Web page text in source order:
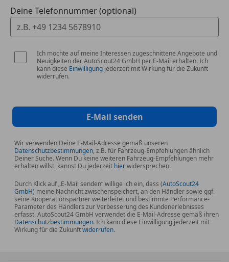
Online - Navigationsmodul
Zentralverriegelung / Startanlage Porsche Entry &
Drive
Komfortzugang (Schlüssellose Türentriegelung)
Head-up-Display
Fahrassistenz-System: Park-Assistent vorn und hinten
inkl. Rückfahrkamera und Surround View
Fahrassistenz-System: Spurwechselassistent
Sonstiges
Aktive Motorhaube
Anzeigeinstrumente mit Hintergrund schwarz
Außenspiegel asphärisch, links
Blinkleuchten LED
Bremssättel Grün lackiert
Deine Telefonnummer (optional)
Ich möchte auf meine Interessen zugeschnittene Angebote und
Neuigkeiten der AutoScout24 GmbH per E-Mail erhalten. Ich
kann diese Einwilligung jederzeit mit Wirkung für die Zukunft
widerrufen.
E-Mail senden
Wir verwenden Deine E-Mail-Adresse gemäß unseren
Datenschutzbestimmungen, z.B. für Fahrzeug-Empfehlungen ähnlich
Deiner Suche. Wenn Du keine weiteren Fahrzeug-Empfehlungen mehr
erhalten willst, kannst Du jederzeit hierwidersprechen.
Durch Klick auf „E-Mail senden“ willige ich ein, dass (AutoScout24
GmbH) meine Nachricht zwischenspeichert, an den Händler sowie ggf.
seine Kooperationspartner weiterleitet und bestimmte Performance-
Parameter des Händlers zur Verbesserung des Kundenerlebnisses
erfasst. AutoScout24 GmbH verwendet die E-Mail-Adresse gemäß ihren
Datenschutzbestimmungen. Ich kann diese Einwilligung jederzeit mit
Wirkung für die Zukunftwiderrufen.